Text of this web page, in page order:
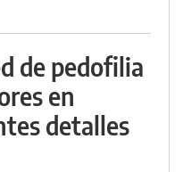
de pedofilia
en
detalles